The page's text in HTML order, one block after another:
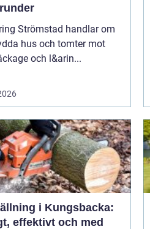
Strömstad handlar om
hus och tomter mot
och l&arin...
i Kungsbacka:
effektivt och med